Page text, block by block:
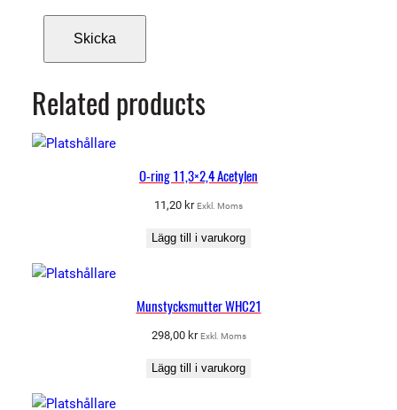
Related products
O-ring 11,3×2,4 Acetylen
11,20 kr Exkl. Moms
Lägg till i varukorg
Munstycksmutter WHC21
298,00 kr Exkl. Moms
Lägg till i varukorg